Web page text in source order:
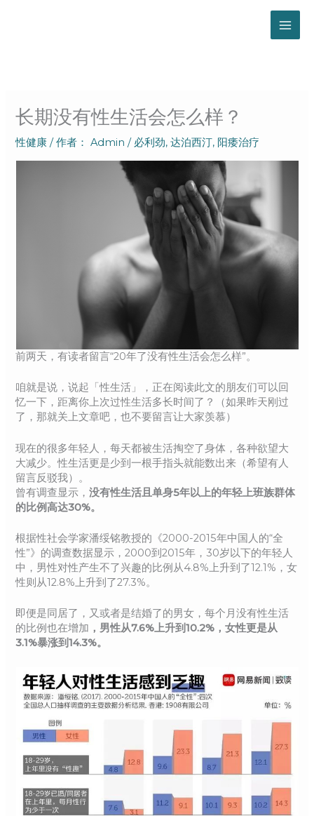
长期没有性生活会怎么样？
性健康 / 作者： Admin/ 必利劲,达泊西汀, 阳痿治疗
前两天，有读者留言“20年了没有性生活会怎么样”。
咱就是说，说起「性生活」，正在阅读此文的朋友们可以回
忆一下，距离你上次过性生活多长时间了？（如果昨天刚过
了，那就关上文章吧，也不要留言让大家羡慕）
现在的很多年轻人，每天都被生活掏空了身体，各种欲望大
大减少。性生活更是少到一根手指头就能数出来（希望有人
留言反驳我）。
曾有调查显示，没有性生活且单身5年以上的年轻上班族群体
的比例高达30%。
根据性社会学家潘绥铭教授的《2000-2015年中国人的“全
性”》的调查数据显示，2000到2015年，30岁以下的年轻人
中，男性对性产生不了兴趣的比例从4.8%上升到了12.1%，女
性则从12.8%上升到了27.3%。
即便是同居了，又或者是结婚了的男女，每个月没有性生活
的比例也在增加 ，男性从7.6%上升到10.2%，女性更是从
3.1%暴涨到14.3%。